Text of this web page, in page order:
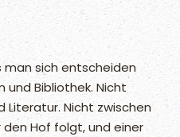
man sich entscheiden
und Bibliothek. Nicht
Literatur. Nicht zwischen
Hof folgt, und einer